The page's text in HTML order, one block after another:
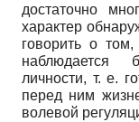
достаточно
характер
говорить о
наблюдается
личности, т. е.
перед ним
волевой